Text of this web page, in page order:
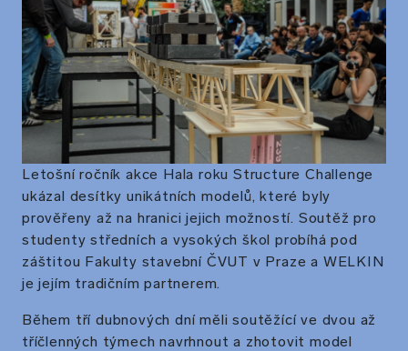
Letošní ročník akce Hala roku Structure Challenge
ukázal desítky unikátních modelů, které byly
prověřeny až na hranici jejich možností. Soutěž pro
studenty středních a vysokých škol probíhá pod
záštitou Fakulty stavební ČVUT v Praze a WELKIN
je jejím tradičním partnerem.
Během tří dubnových dní měli soutěžící ve dvou až
tříčlenných týmech navrhnout a zhotovit model